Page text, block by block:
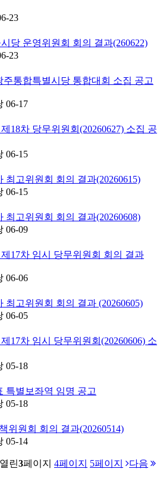
23
당 운영위원회 회의 결과(260622)
23
주통합특별시당 통합대회 소집 공고
06-17
18차 당무위원회(20260627) 소집 공
06-15
최고위원회 회의 결과(20260615)
06-15
최고위원회 회의 결과(20260608)
06-09
17차 임시 당무위원회 회의 결과
06-06
최고위원회 회의 결과 (20260605)
06-05
17차 임시 당무위원회(20260606) 소
05-18
특별보좌역 임명 공고
05-18
위원회 회의 결과(20260514)
05-14
열린3페이지 4페이지 5페이지
다음